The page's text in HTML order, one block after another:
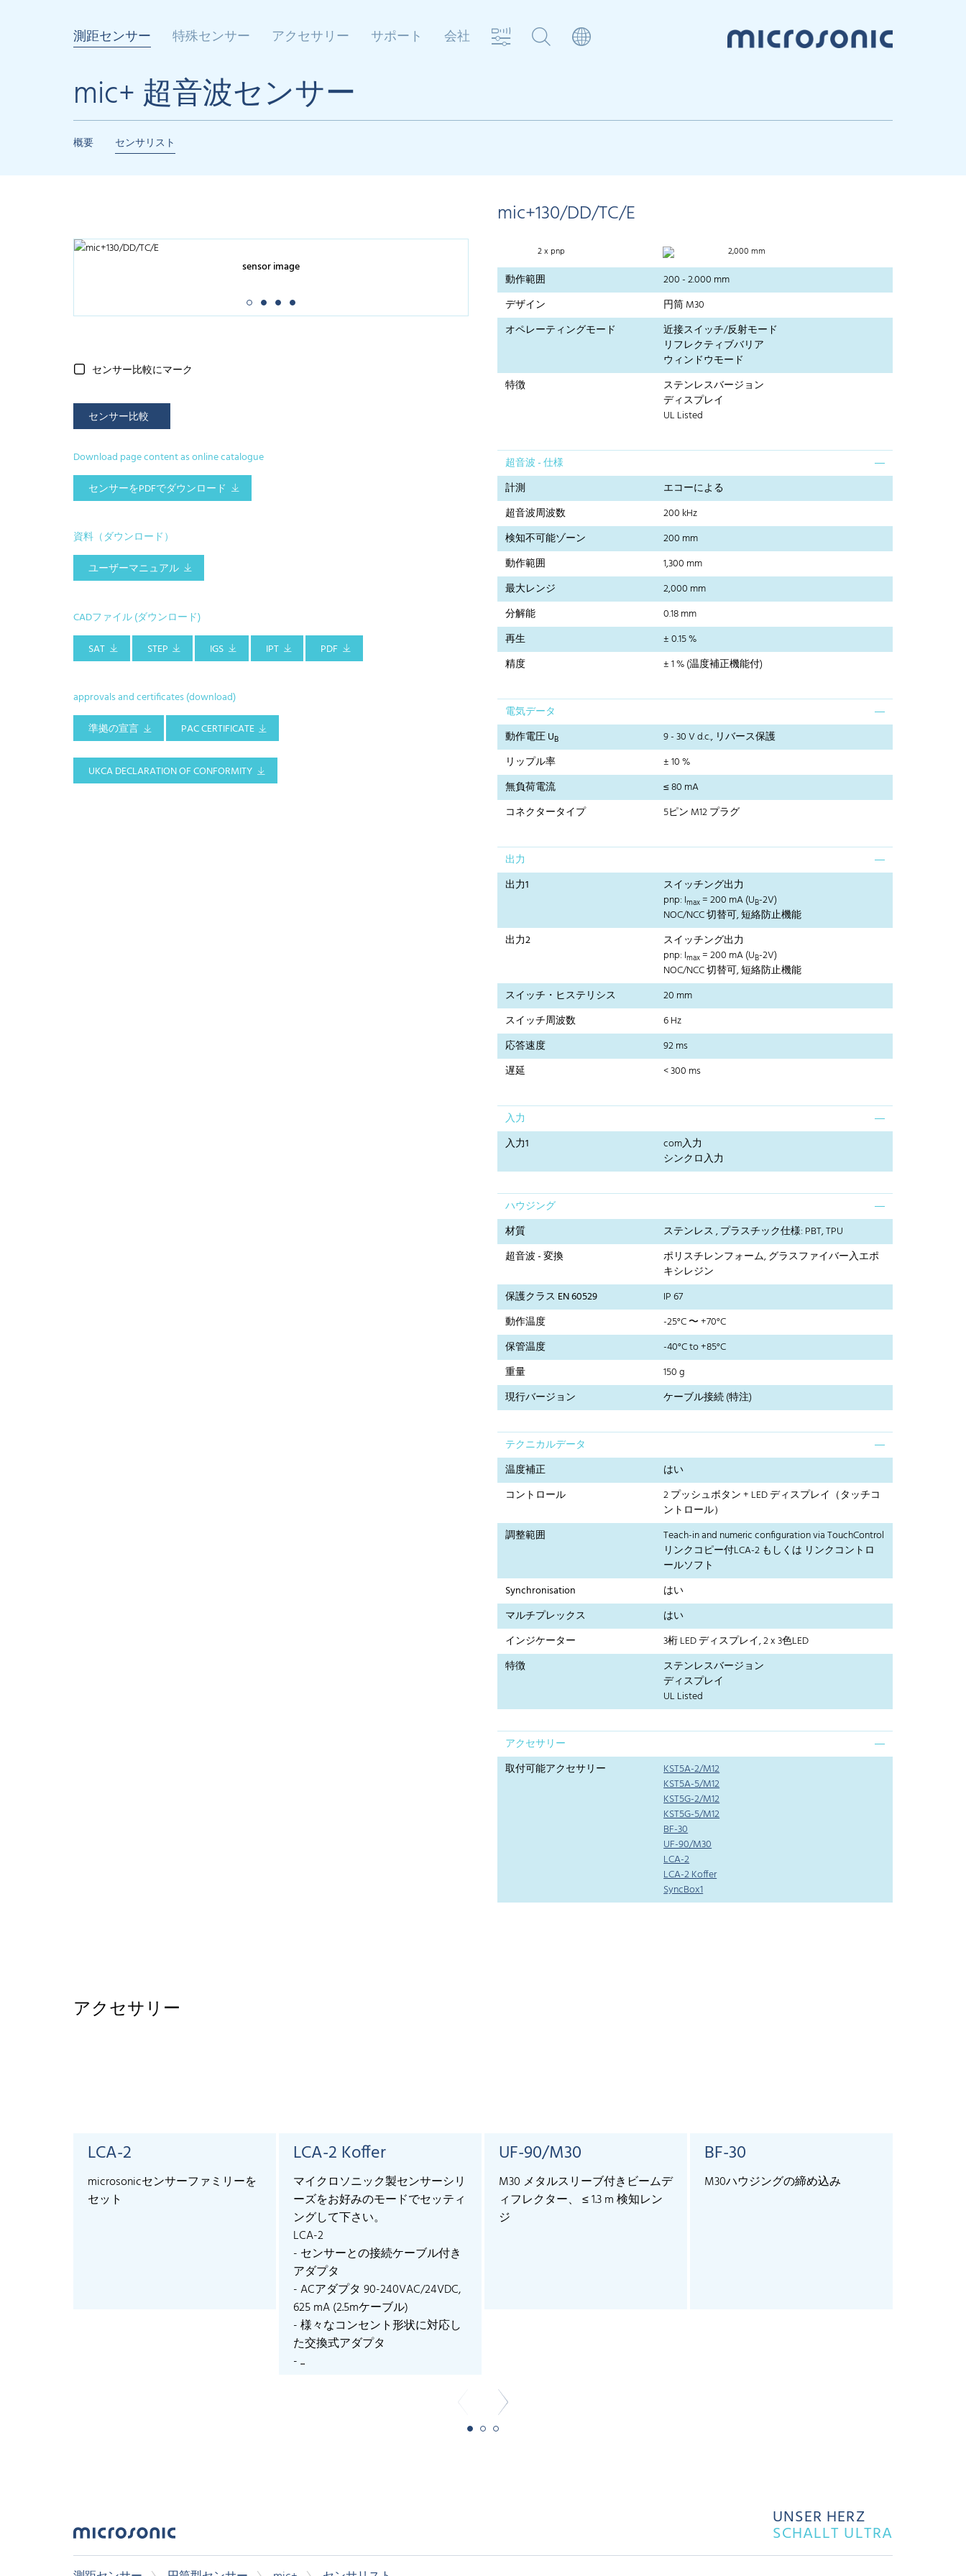
測距センサー 特殊センサー アクセサリー サポート 会社
mic+ 超音波センサー
概要 センサリスト
mic+130/DD/TC/E
sensor image
センサー比較にマーク
センサー比較
Download page content as online catalogue
センサーをPDFでダウンロード
資料（ダウンロード）
ユーザーマニュアル
CADファイル (ダウンロード)
SAT
STEP IGS IPT PDF
approvals and certificates (download)
準拠の宣言
PAC CERTIFICATE
UKCA DECLARATION OF CONFORMITY
2 x pnp 2,000 mm
動作範囲
200 - 2.000 mm
デザイン
円筒 M30
オペレーティングモード
近接スイッチ/反射モード
リフレクティブバリア
ウィンドウモード
特徴
ステンレスバージョン
ディスプレイ
UL Listed
超音波 - 仕様
計測
エコーによる
超音波周波数
200 kHz
検知不可能ゾーン
200 mm
動作範囲
1,300 mm
最大レンジ
2,000 mm
分解能
0.18 mm
再生
± 0.15 %
精度
± 1 % (温度補正機能付)
電気データ
動作電圧 UB
9 - 30 V d.c., リバース保護
リップル率
± 10 %
無負荷電流
≤ 80 mA
コネクタータイプ
5ピン M12 プラグ
出力
出力1
スイッチング出力
pnp: Imax= 200 mA (UB-2V)
NOC/NCC 切替可, 短絡防止機能
出力2
スイッチング出力
pnp: Imax= 200 mA (UB-2V)
NOC/NCC 切替可, 短絡防止機能
スイッチ・ヒステリシス
20 mm
スイッチ周波数
6 Hz
応答速度
92 ms
遅延
< 300 ms
入力
入力1
com入力
シンクロ入力
ハウジング
材質
ステンレス , プラスチック仕様: PBT, TPU
超音波 - 変換
ポリスチレンフォーム, グラスファイバー入エポ
キシレジン
保護クラス EN 60529
IP 67
動作温度
-25°C 〜 +70°C
保管温度
-40°C to +85°C
重量
150 g
現行バージョン
ケーブル接続 (特注)
テクニカルデータ
温度補正
はい
コントロール
2 プッシュボタン + LED ディスプレイ（タッチコ
ントロール）
調整範囲
Teach-in and numeric configuration via TouchControl
リンクコピー付LCA-2 もしくは リンクコントロ
ールソフト
Synchronisation
はい
マルチプレックス
はい
インジケーター
3桁 LED ディスプレイ, 2 x 3色LED
特徴
ステンレスバージョン
ディスプレイ
UL Listed
アクセサリー
取付可能アクセサリー
KST5A-2/M12
KST5A-5/M12
KST5G-2/M12
KST5G-5/M12
BF-30
UF-90/M30
LCA-2
LCA-2 Koffer
SyncBox1
アクセサリー
LCA-2
microsonicセンサーファミリーを
セット
LCA-2 Koffer
マイクロソニック製センサーシリ
ーズをお好みのモードでセッティ
ングして下さい。
LCA-2
- センサーとの接続ケーブル付き
アダプタ
- ACアダプタ 90-240VAC/24VDC,
625 mA (2.5mケーブル)
- 様々なコンセント形状に対応し
た交換式アダプタ
- ...
UF-90/M30
M30 メタルスリーブ付きビームデ
ィフレクター、 ≤ 1.3 m 検知レン
ジ
BF-30
M30ハウジングの締め込み
UNSER HERZ
SCHALLT ULTRA